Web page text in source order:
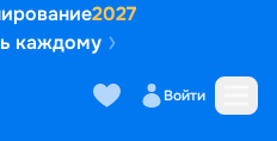
2027
каждому
Войти
кают Маршрут и